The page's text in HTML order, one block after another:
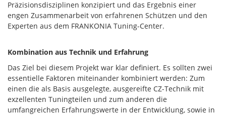
Präzisionsdisziplinen konzipiert und das Ergebnis einer
engen Zusammenarbeit von erfahrenen Schützen und den
Experten aus dem FRANKONIA Tuning-Center.
Kombination aus Technik und Erfahrung
Das Ziel bei diesem Projekt war klar definiert. Es sollten zwei
essentielle Faktoren miteinander kombiniert werden: Zum
einen die als Basis ausgelegte, ausgereifte CZ-Technik mit
exzellenten Tuningteilen und zum anderen die
umfangreichen Erfahrungswerte in der Entwicklung, sowie in